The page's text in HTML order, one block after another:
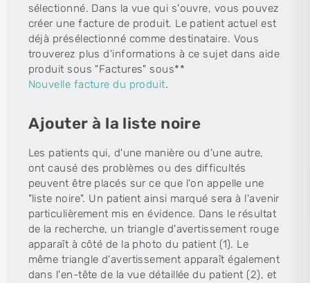
sélectionné. Dans la vue qui s'ouvre, vous pouvez
créer une facture de produit. Le patient actuel est
déjà présélectionné comme destinataire. Vous
trouverez plus d'informations à ce sujet dans aide
produit sous "Factures" sous**
Nouvelle facture du produit.
Ajouter à la liste noire
Les patients qui, d'une manière ou d'une autre,
ont causé des problèmes ou des difficultés
peuvent être placés sur ce que l'on appelle une
"liste noire". Un patient ainsi marqué sera à l'avenir
particulièrement mis en évidence. Dans le résultat
de la recherche, un triangle d'avertissement rouge
apparaît à côté de la photo du patient (1). Le
même triangle d'avertissement apparaît également
dans l'en-tête de la vue détaillée du patient (2), et